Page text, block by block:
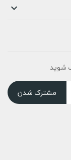

شوید
مشترک شدن